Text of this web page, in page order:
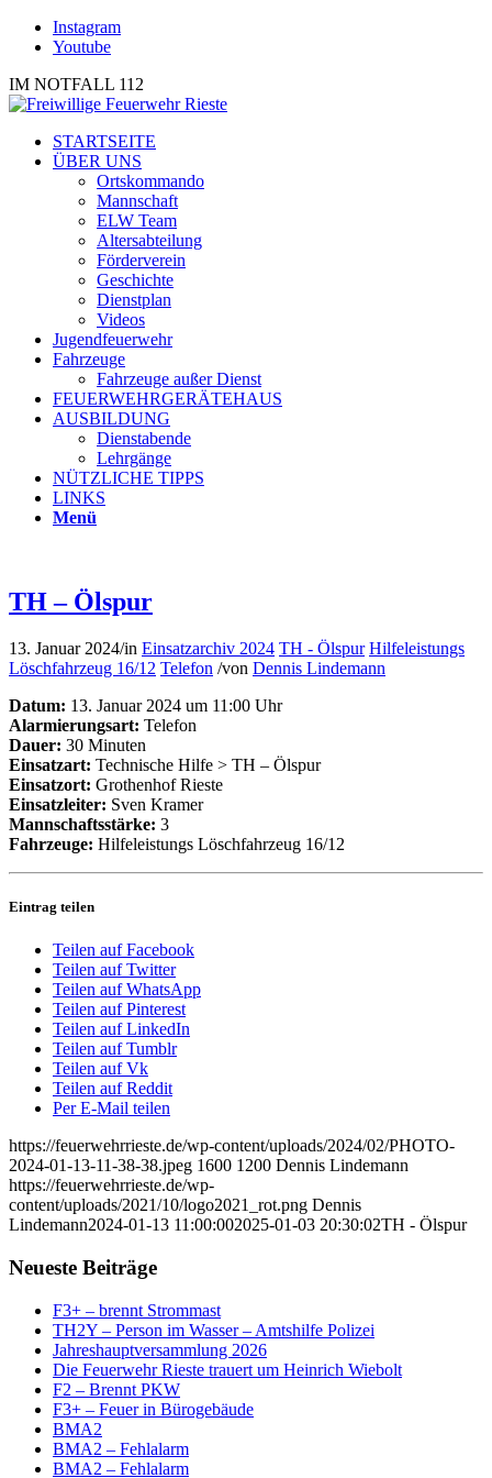
Instagram
Youtube
IM NOTFALL 112
STARTSEITE
ÜBER UNS
Ortskommando
Mannschaft
ELW Team
Altersabteilung
Förderverein
Geschichte
Dienstplan
Videos
Jugendfeuerwehr
Fahrzeuge
Fahrzeuge außer Dienst
FEUERWEHRGERÄTEHAUS
AUSBILDUNG
Dienstabende
Lehrgänge
NÜTZLICHE TIPPS
LINKS
Menü
TH – Ölspur
13. Januar 2024/in Einsatzarchiv 2024 TH - Ölspur Hilfeleistungs
Löschfahrzeug 16/12 Telefon /von Dennis Lindemann
Datum: 13. Januar 2024 um 11:00 Uhr
Alarmierungsart: Telefon
Dauer: 30 Minuten
Einsatzart: Technische Hilfe > TH – Ölspur
Einsatzort: Grothenhof Rieste
Einsatzleiter: Sven Kramer
Mannschaftsstärke: 3
Fahrzeuge: Hilfeleistungs Löschfahrzeug 16/12
Eintrag teilen
Teilen auf Facebook
Teilen auf Twitter
Teilen auf WhatsApp
Teilen auf Pinterest
Teilen auf LinkedIn
Teilen auf Tumblr
Teilen auf Vk
Teilen auf Reddit
Per E-Mail teilen
https://feuerwehrrieste.de/wp-content/uploads/2024/02/PHOTO-
2024-01-13-11-38-38.jpeg 1600 1200 Dennis Lindemann
https://feuerwehrrieste.de/wp-
content/uploads/2021/10/logo2021_rot.png Dennis
Lindemann2024-01-13 11:00:002025-01-03 20:30:02TH - Ölspur
Neueste Beiträge
F3+ – brennt Strommast
TH2Y – Person im Wasser – Amtshilfe Polizei
Jahreshauptversammlung 2026
Die Feuerwehr Rieste trauert um Heinrich Wiebolt
F2 – Brennt PKW
F3+ – Feuer in Bürogebäude
BMA2
BMA2 – Fehlalarm
BMA2 – Fehlalarm